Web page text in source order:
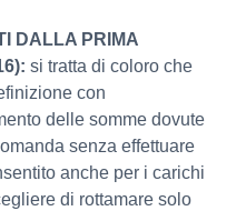
DALLA PRIMA
si tratta di coloro che
con
delle somme dovute
senza effettuare
anche per i carichi
di rottamare solo